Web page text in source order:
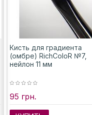
Кисть для градиента
(омбре) RichColoR №7,
нейлон 11 мм
95 грн.